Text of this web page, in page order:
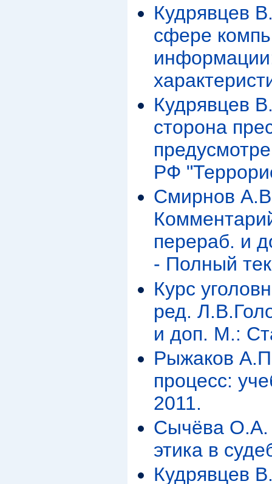
Кудрявцев
сфере
Кудрявцев
сторона
РФ
Смирнов
перераб. и
- Полный
Курс
ред.
и доп. М.:
Рыжаков
процесс:
2011.
Сычёва О.А.
этика в
Кудрявцев